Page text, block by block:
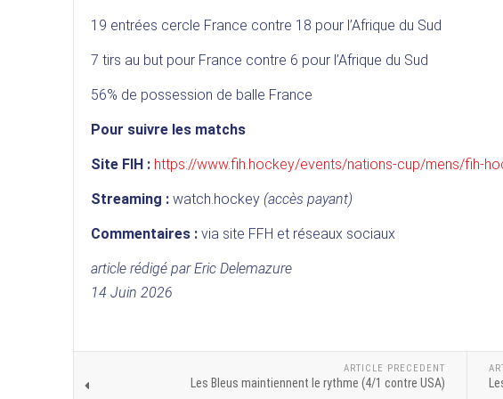
19 entrées cercle France contre 18 pour l’Afrique du Sud
7 tirs au but pour France contre 6 pour l’Afrique du Sud
56% de possession de balle France
Pour suivre les matchs
Site FIH : https://www.fih.hockey/events/nations-cup/mens/fih-
Streaming : watch.hockey (accès payant)
Commentaires : via site FFH et réseaux sociaux
article rédigé par Eric Delemazure
14 Juin 2026
ARTICLE PRECEDENT
Les Bleus maintiennent le rythme (4/1 contre USA)